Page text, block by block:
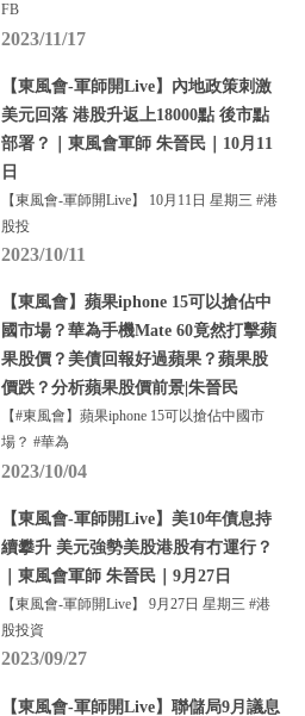
FB
2023/11/17
【東風會-軍師開Live】內地政策刺激
美元回落 港股升返上18000點 後市點
部署？｜東風會軍師 朱晉民｜10月11
日
【東風會-軍師開Live】 10月11日 星期三 #港
股投
2023/10/11
【東風會】蘋果iphone 15可以搶佔中
國市場？華為手機Mate 60竟然打擊蘋
果股價？美債回報好過蘋果？蘋果股
價跌？分析蘋果股價前景|朱晉民
【#東風會】蘋果iphone 15可以搶佔中國市
場？ #華為
2023/10/04
【東風會-軍師開Live】美10年債息持
續攀升 美元強勢美股港股有冇運行？
｜東風會軍師 朱晉民｜9月27日
【東風會-軍師開Live】 9月27日 星期三 #港
股投資
2023/09/27
【東風會-軍師開Live】聯儲局9月議息